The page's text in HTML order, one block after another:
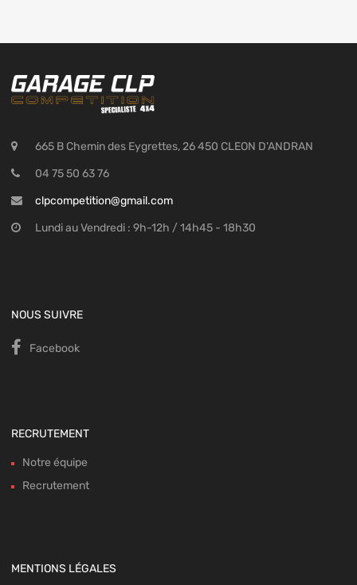
665 B Chemin des Eygrettes, 26 450 CLEON D'ANDRAN
04 75 50 63 76
clpcompetition@gmail.com
Lundi au Vendredi : 9h-12h / 14h45 - 18h30
NOUS SUIVRE
Facebook
RECRUTEMENT
Notre équipe
Recrutement
MENTIONS LÉGALES